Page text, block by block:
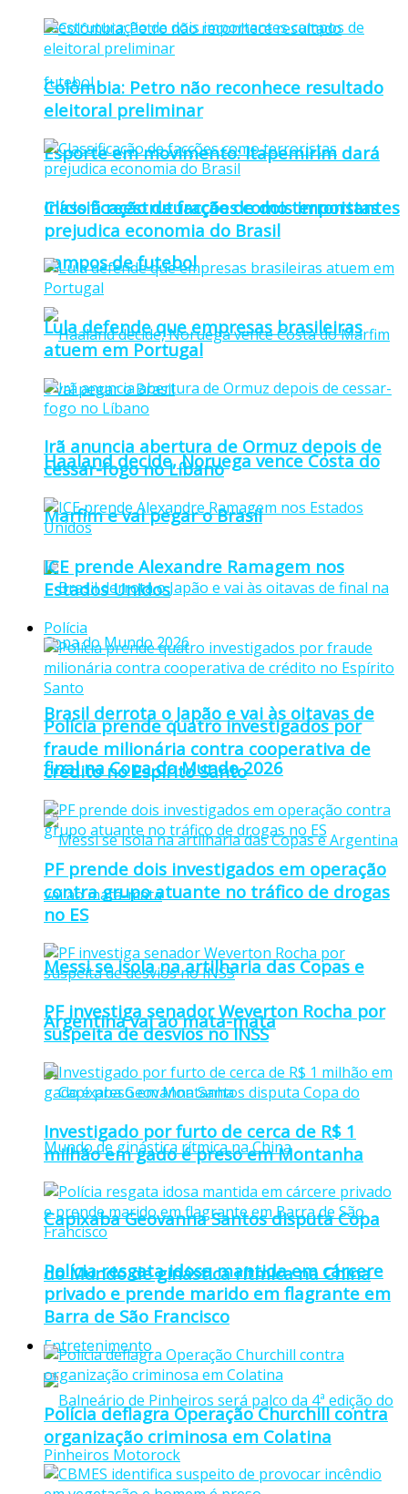
Esporte em movimento: Itapemirim dará
início à reestruturação de dois importantes
campos de futebol
Haaland decide, Noruega vence Costa do
Marfim e vai pegar o Brasil
Brasil derrota o Japão e vai às oitavas de
final na Copa do Mundo 2026
Messi se isola na artilharia das Copas e
Argentina vai ao mata-mata
Capixaba Geovanna Santos disputa Copa
do Mundo de ginástica rítmica na China
Entretenimento
Colômbia: Petro não reconhece resultado
eleitoral preliminar
Classificação de facções como terroristas
prejudica economia do Brasil
Lula defende que empresas brasileiras
atuem em Portugal
Irã anuncia abertura de Ormuz depois de
cessar-fogo no Líbano
ICE prende Alexandre Ramagem nos
Estados Unidos
Polícia
Polícia prende quatro investigados por
fraude milionária contra cooperativa de
crédito no Espírito Santo
PF prende dois investigados em operação
contra grupo atuante no tráfico de drogas
no ES
PF investiga senador Weverton Rocha por
suspeita de desvios no INSS
Investigado por furto de cerca de R$ 1
milhão em gado é preso em Montanha
Polícia resgata idosa mantida em cárcere
privado e prende marido em flagrante em
Barra de São Francisco
Polícia deflagra Operação Churchill contra
organização criminosa em Colatina